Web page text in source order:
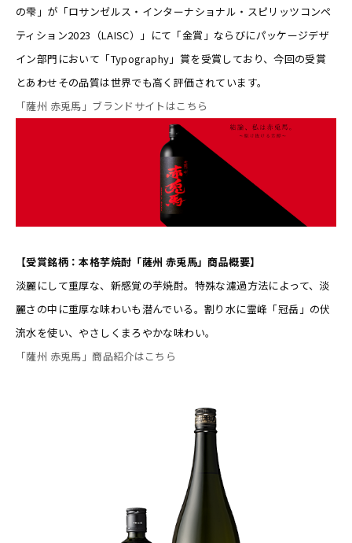
の雫」が「ロサンゼルス・インターナショナル・スピリッツコンペ
ティション2023（LAISC）」にて「金賞」ならびにパッケージデザ
イン部門において「Typography」賞を受賞しており、今回の受賞
とあわせその品質は世界でも高く評価されています。
「薩州 赤兎馬」ブランドサイトはこちら
【受賞銘柄：本格芋焼酎「薩州 赤兎馬」商品概要】
淡麗にして重厚な、新感覚の芋焼酎。特殊な濾過方法によって、淡
麗さの中に重厚な味わいも潜んでいる。割り水に霊峰「冠岳」の伏
流水を使い、やさしくまろやかな味わい。
「薩州 赤兎馬」商品紹介はこちら